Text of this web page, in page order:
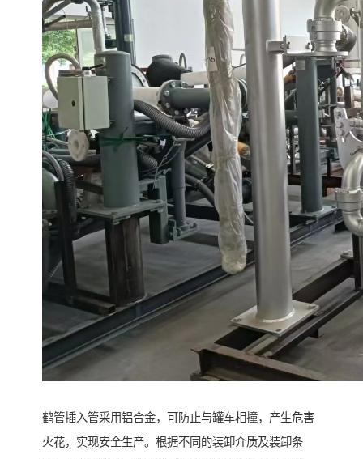
鹤管插入管采用铝合金，可防止与罐车相撞，产生危害
火花，实现安全生产。根据不同的装卸介质及装卸条